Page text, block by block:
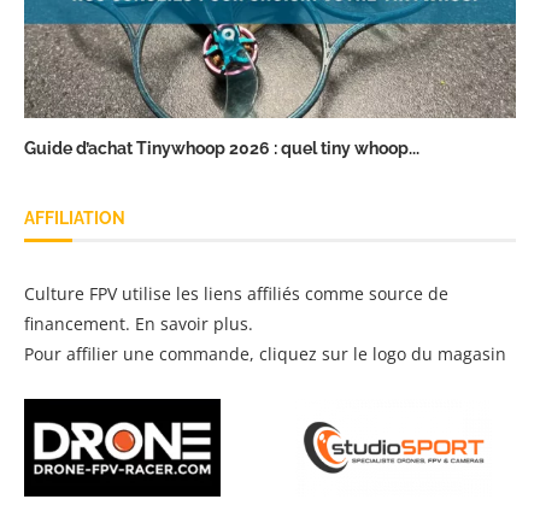
Guide d’achat Tinywhoop 2026 : quel tiny whoop...
AFFILIATION
Culture FPV utilise les liens affiliés comme source de
financement. En savoir plus.
Pour affilier une commande, cliquez sur le logo du magasin